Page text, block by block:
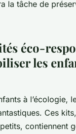
la tâche de
éco-
les
à l’écologie,
Ces
contiennent